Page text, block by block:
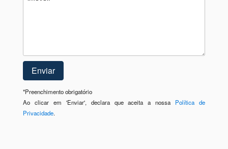
*Preenchimento obrigatório
Ao clicar em 'Enviar', declara que aceita a nossa Política de
Privacidade.